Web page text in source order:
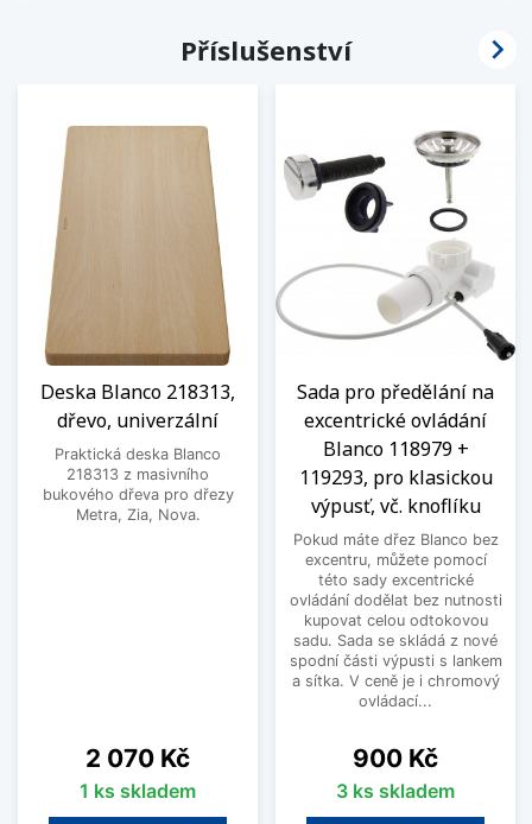
Příslušenství
Deska Blanco 218313,
dřevo, univerzální
Praktická deska Blanco
218313 z masivního
bukového dřeva pro dřezy
Metra, Zia, Nova.
Cena
2 070 Kč
1 ks skladem
Sada pro předělání na
excentrické ovládání
Blanco 118979 +
119293, pro klasickou
výpusť, vč. knoflíku
Pokud máte dřez Blanco bez
excentru, můžete pomocí
této sady excentrické
ovládání dodělat bez nutnosti
kupovat celou odtokovou
sadu. Sada se skládá z nové
spodní části výpusti s lankem
a sítka. V ceně je i chromový
ovládací...
Cena
900 Kč
3 ks skladem
